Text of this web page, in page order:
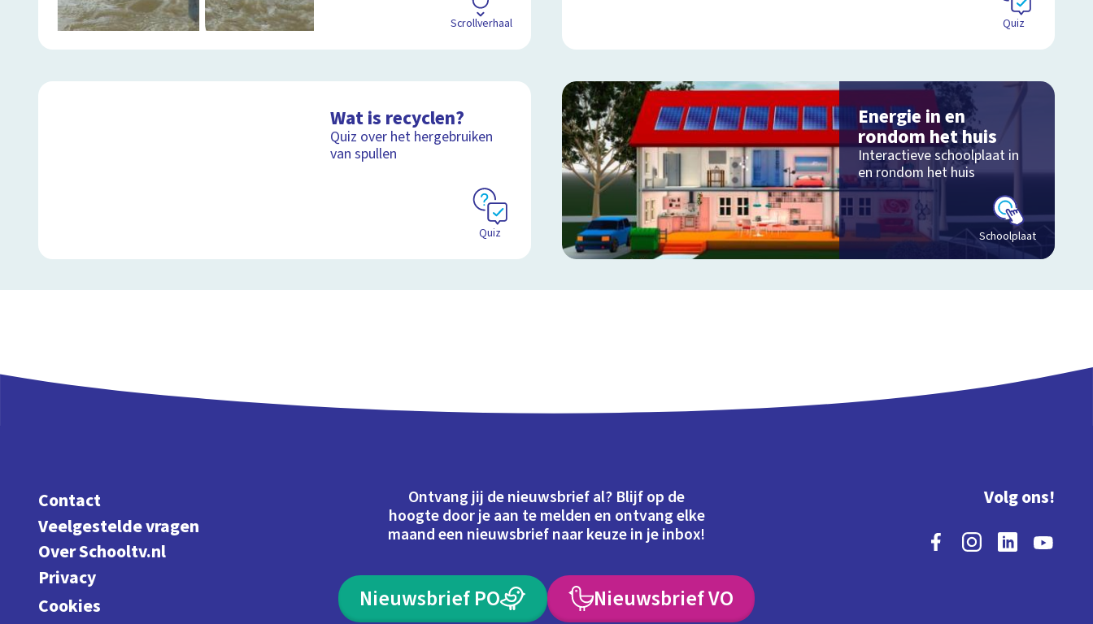
Scrollverhaal Quiz
Wat is recyclen?
Quiz over het hergebruiken
van spullen
Quiz
Energie in en
rondom het huis
Interactieve schoolplaat in
en rondom het huis
Schoolplaat
Contact
Veelgestelde vragen
Over Schooltv.nl
Privacy
Cookies
Ontvang jij de nieuwsbrief al? Blijf op de
hoogte door je aan te melden en ontvang elke
maand een nieuwsbrief naar keuze in je inbox!
Nieuwsbrief PO Nieuwsbrief VO
Volg ons!